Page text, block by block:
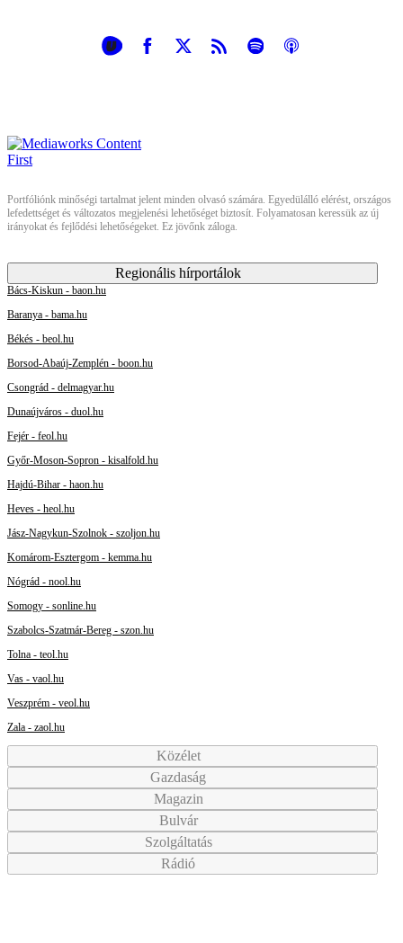
Portfóliónk minőségi tartalmat jelent minden olvasó számára. Egyedülálló elérést, országos
lefedettséget és változatos megjelenési lehetőséget biztosít. Folyamatosan keressük az új
irányokat és fejlődési lehetőségeket. Ez jövőnk záloga.
Regionális hírportálok
Bács-Kiskun - baon.hu
Baranya - bama.hu
Békés - beol.hu
Borsod-Abaúj-Zemplén - boon.hu
Csongrád - delmagyar.hu
Dunaújváros - duol.hu
Fejér - feol.hu
Győr-Moson-Sopron - kisalfold.hu
Hajdú-Bihar - haon.hu
Heves - heol.hu
Jász-Nagykun-Szolnok - szoljon.hu
Komárom-Esztergom - kemma.hu
Nógrád - nool.hu
Somogy - sonline.hu
Szabolcs-Szatmár-Bereg - szon.hu
Tolna - teol.hu
Vas - vaol.hu
Veszprém - veol.hu
Zala - zaol.hu
Közélet
Gazdaság
Magazin
Bulvár
Szolgáltatás
Rádió